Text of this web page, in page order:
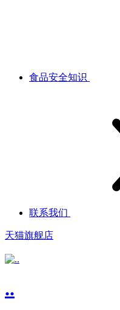
食品安全知识
联系我们
天猫旗舰店
..